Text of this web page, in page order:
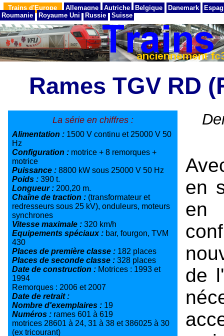
Trains d'Europe Allemagne Autriche Belgique Danemark
Roumanie
Royaume Uni Russie Suisse
Rames TGV RD
La série en chiffres :
Alimentation : 1500 V continu et 25000 V 50
Hz
Configuration : motrice + 8 remorques +
motrice
Puissance : 8800 kW sous 25000 V 50 Hz
Poids : 390 t.
Longueur : 200,20 m.
Chaîne de traction : (transformateur et
redresseurs sous 25 kV), onduleurs, moteurs
synchrones
Vitesse maximale : 320 km/h
Equipements spéciaux : bar, fourgon, TVM
430
Places de première classe : 182 places
Places de seconde classe : 328 places
Date de construction : Motrices : 1993 et
1994
Remorques : 2006 et 2007
Date de retrait :
Nombre d'exemplaires : 19
Numéros : rames 601 à 619
motrices 28601 à 24, 31 à 38 et 386025 à 30
(ex tricourant)
en
en
de